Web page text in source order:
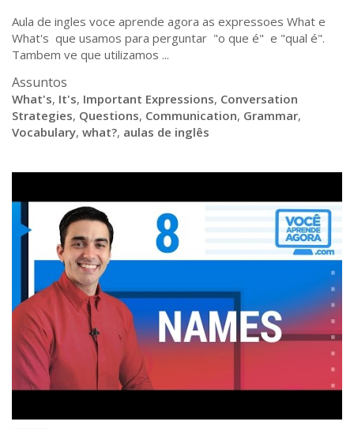
Aula de ingles voce aprende agora as expressoes What e
What's que usamos para perguntar "o que é" e "qual é".
Tambem ve que utilizamos ...
Assuntos
What's, It's, Important Expressions, Conversation
Strategies, Questions, Communication, Grammar,
Vocabulary, what?, aulas de inglês